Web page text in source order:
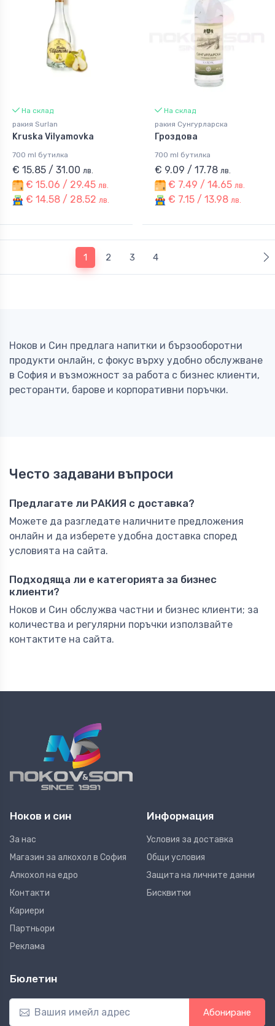
На склад
ракия Surlan
Kruska Vilyamovka
700 ml бутилка
€ 15.85 / 31.00 лв.
€ 15.06 / 29.45 лв.
€ 14.58 / 28.52 лв.
На склад
ракия Сунгурларска
Гроздова
700 ml бутилка
€ 9.09 / 17.78 лв.
€ 7.49 / 14.65 лв.
€ 7.15 / 13.98 лв.
1(current)
2 3 4
Ноков и Син предлага напитки и бързооборотни
продукти онлайн, с фокус върху удобно обслужване
в София и възможност за работа с бизнес клиенти,
ресторанти, барове и корпоративни поръчки.
Често задавани въпроси
Предлагате ли РАКИЯ с доставка?
Можете да разгледате наличните предложения
онлайн и да изберете удобна доставка според
условията на сайта.
Подходяща ли е категорията за бизнес
клиенти?
Ноков и Син обслужва частни и бизнес клиенти; за
количества и регулярни поръчки използвайте
контактите на сайта.
Ноков и син
За нас
Магазин за алкохол в София
Алкохол на едро
Контакти
Кариери
Партньори
Реклама
Информация
Условия за доставка
Общи условия
Защита на личните данни
Бисквитки
Бюлетин
Абониране